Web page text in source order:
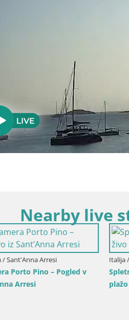
Nearby live
Cagliari
Cagliari Windsurf Club –
plaže Poetto